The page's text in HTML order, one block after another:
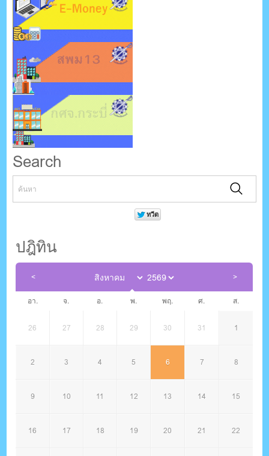
Search
ปฎิทิน
อา. จ. อ. พ. พฤ. ศ. ส.
26 27 28 29 30 31 1
2 3 4 5 6 7 8
9 10 11 12 13 14 15
16 17 18 19 20 21 22